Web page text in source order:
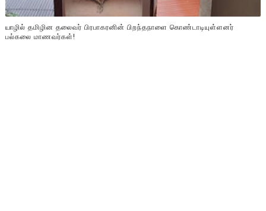
யாழில் தமிழின தலைவர் பிரபாகரனின் பிறந்தநாளை கொண்டாடியுள்ளனர்
பல்கலை மாணவர்கள்!